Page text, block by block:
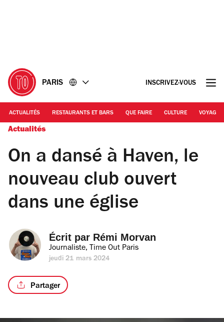
PARIS INSCRIVEZ-VOUS
ACTUALITÉS RESTAURANTS ET BARS QUE FAIRE CULTURE VOYAGE
Actualités
On a dansé à Haven, le
nouveau club ouvert
dans une église
Écrit par Rémi Morvan
Journaliste, Time Out Paris
jeudi 21 mars 2024
Partager